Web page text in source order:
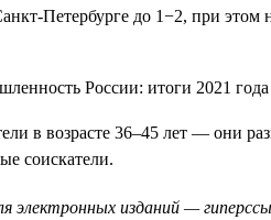
Петербурге до 1−2, при
в возрасте 36–45 лет — они
соискатели.
электронных изданий —